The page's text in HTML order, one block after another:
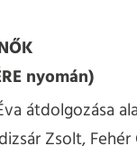
nyomán)
átdolgozása
Zsolt, Fehér